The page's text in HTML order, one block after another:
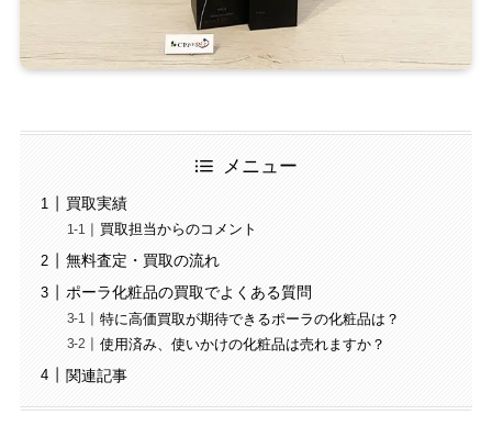
メニュー
買取実績
買取担当からのコメント
無料査定・買取の流れ
ポーラ化粧品の買取でよくある質問
特に高価買取が期待できるポーラの化粧品は？
使用済み、使いかけの化粧品は売れますか？
関連記事